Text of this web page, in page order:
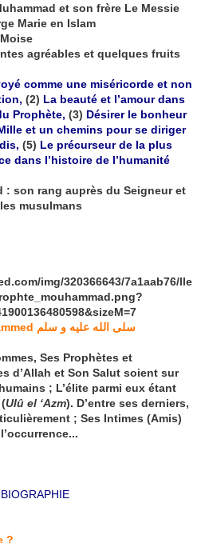
et son frère Le Messie
Marie en Islam
agréables et quelques fruits
comme une miséricorde et non
(2) La beauté et l’amour dans
Prophète, (3) Désirer le bonheur
et un chemins pour se diriger
(5) Le précurseur de la plus
dans l’histoire de l’humanité
: son rang auprès du Seigneur et
musulmans
Prophète Mohammed سلى الله عليه و سلم
Ses Prophètes et
d’Allah et Son Salut soient sur
; L’élite parmi eux étant
Ulû el ‘Azm). D’entre ses derniers,
; Ses Intimes (Amis)
?